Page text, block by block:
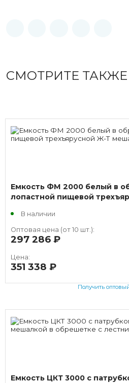
СМОТРИТЕ ТАКЖЕ
Емкость ФМ 2000 белый в
лопастной пищевой
В наличии
Оптовая цена (от 10 шт.):
297 286
Цена:
351 338
Получить
Емкость ЦКТ 3000 с